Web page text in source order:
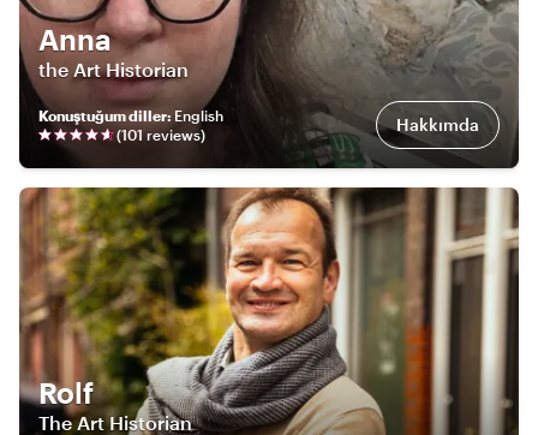
Anna
the Art Historian
Konuştuğum diller: English
(101reviews) Hakkımda
Rolf
The Art Historian